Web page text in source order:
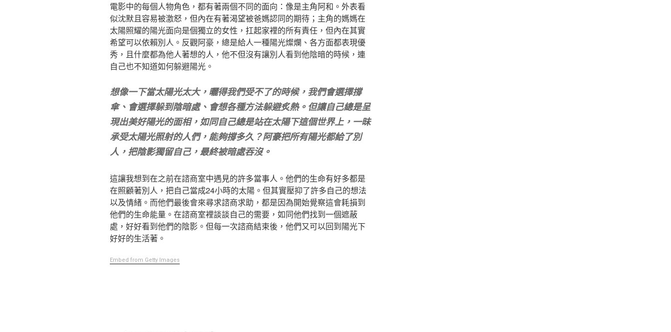
電影中的每個人物角色，都有著兩個不同的面向：像是主角阿和。外表看
似沈默且容易被激怒，但內在有著渴望被爸媽認同的期待；主角的媽媽在
太陽照耀的陽光面向是個獨立的女性，扛起家裡的所有責任，但內在其實
希望可以依賴別人。反觀阿豪，總是給人一種陽光燦爛、各方面都表現優
秀，且什麼都為他人著想的人，他不但沒有讓別人看到他陰暗的時候，連
自己也不知道如何躲避陽光。
想像一下當太陽光太大，曬得我們受不了的時候，我們會選擇撐
傘、會選擇躲到陰暗處、會想各種方法躲避炙熱。但讓自己總是呈
現出美好陽光的面相，如同自己總是站在太陽下這個世界上，一昧
承受太陽光照射的人們，能夠撐多久？阿豪把所有陽光都給了別
人，把陰影獨留自己，最終被暗處吞沒。
這讓我想到在之前在諮商室中遇見的許多當事人。他們的生命有好多都是
在照顧著別人，把自己當成24小時的太陽。但其實壓抑了許多自己的想法
以及情緒。而他們最後會來尋求諮商求助，都是因為開始覺察這會耗損到
他們的生命能量。在諮商室裡談談自己的需要，如同他們找到一個遮蔽
處，好好看到他們的陰影。但每一次諮商結束後，他們又可以回到陽光下
好好的生活著。
Embed from Getty Images